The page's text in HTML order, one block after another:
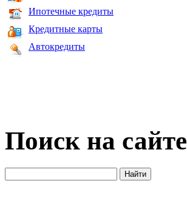
Ипотечные кредиты
Кредитные карты
Автокредиты
Поиск на сайте